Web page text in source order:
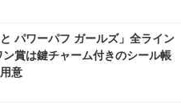
パワーパフ ガールズ」全ライン
賞は鍵チャーム付きのシール帳
意